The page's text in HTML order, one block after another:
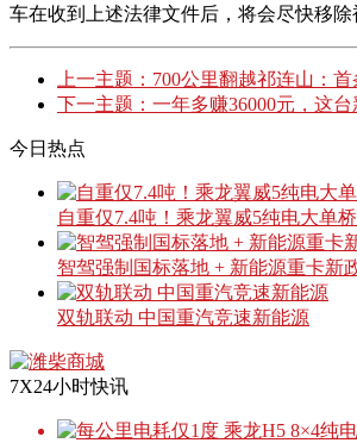
车在收到上述法律文件后，将会尽快移除
上一主题：700公里翻越祁连山：
下一主题：一年多赚36000元，这
今日热点
自重仅7.4吨！乘龙翼威5纯电大单
智驾强制国标落地 + 新能源重卡新
双轨联动 中国重汽竞速新能源
7X24小时快讯